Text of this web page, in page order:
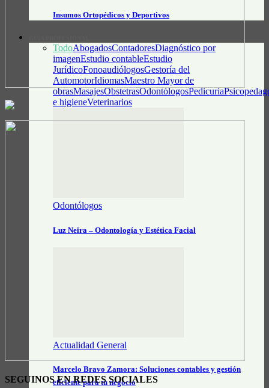
Insumos Ortopédicos y Deportivos
TodoAbogadosContadoresDiagnóstico por
imagenEstudio contableEstudio
JurídicoFonoaudiólogosGestoría del
AutomotorIdiomasMaestro Mayor de
obrasMasajesObstetrasOdontólogosPedicuría
e higieneVeterinarios
Odontólogos
Luz Neira – Odontología y Estética Facial
Actualidad General
Marcelo Bravo Zamora: Soluciones contables y gestión
eficiente para tu negocio
SEGUINOS EN REDES SOCIALES